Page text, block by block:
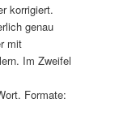
korrigiert.
genau
mit
Im Zweifel
Formate: